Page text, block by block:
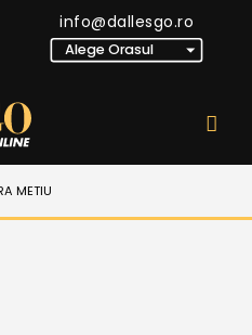
info@dallesgo.ro
METIU